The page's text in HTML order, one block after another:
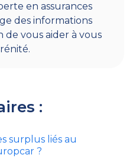
en assurances
des informations
de vous aider à vous
:
surplus liés au
?